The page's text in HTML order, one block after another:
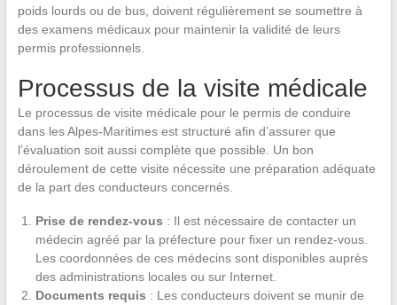
poids lourds ou de bus, doivent régulièrement se soumettre à
des examens médicaux pour maintenir la validité de leurs
permis professionnels.
Processus de la visite médicale
Le processus de visite médicale pour le permis de conduire
dans les Alpes-Maritimes est structuré afin d’assurer que
l’évaluation soit aussi complète que possible. Un bon
déroulement de cette visite nécessite une préparation adéquate
de la part des conducteurs concernés.
Prise de rendez-vous : Il est nécessaire de contacter un
médecin agréé par la préfecture pour fixer un rendez-vous.
Les coordonnées de ces médecins sont disponibles auprès
des administrations locales ou sur Internet.
Documents requis : Les conducteurs doivent se munir de